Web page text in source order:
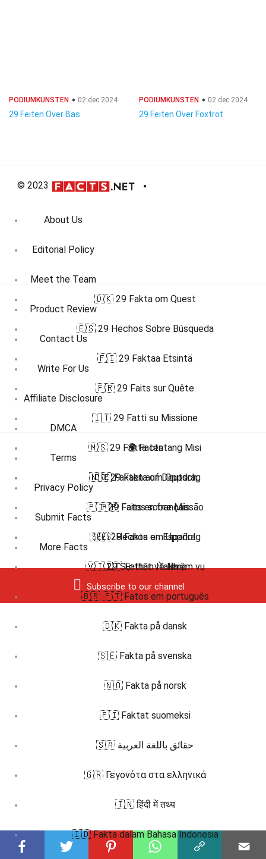
PODIUMKUNSTEN 02 dec 2024
29 Feiten Over Bas
PODIUMKUNSTEN 02 dec 2024
29 Feiten Over Foxtrot
© 2023
About Us
Editorial Policy
Meet the Team
Product Review
Contact Us
Write For Us
Affiliate Disclosure
DMCA
Terms
Privacy Policy
Submit Facts
More Facts
Subscribe to our channel
🇩🇰 29 Fakta om Quest
🇪🇸 29 Hechos Sobre Búsqueda
🇫🇮 29 Faktaa Etsintä
🇫🇷 29 Faits sur Quête
🇮🇹 29 Fatti su Missione
🇲🇸 29 Fakta tentang Misi
🇳🇴 29 Fakta om Oppdrag
🇵🇹 29 Fatos sobre Missão
🇸🇪 29 Fakta om Uppdrag
🇻🇮 29 Sự thật về Nhiệm vụ
🌍 Facts
🇩🇪 Fakten auf Deutsch
🇫🇷 Faits en français
🇪🇸 Hechos en Español
🇮🇹 Fatti in Italiano
🇧🇷 🇵🇹 Fatos em português
🇩🇰 Fakta på dansk
🇸🇪 Fakta på svenska
🇳🇴 Fakta på norsk
🇫🇮 Faktat suomeksi
🇸🇦 حقائق باللغة العربية
🇬🇷 Γεγονότα στα ελληνικά
🇮🇳 हिंदी में तथ्य
🇮🇩 Fakta dalam Bahasa Indonesia